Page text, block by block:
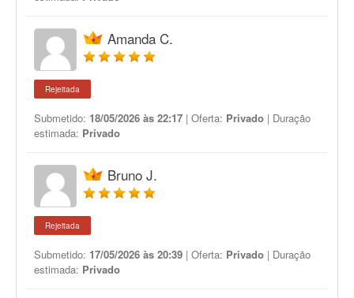
Amanda C.
Rejeitada
Submetido: 18/05/2026 às 22:17 | Oferta: Privado | Duração
estimada: Privado
Bruno J.
Rejeitada
Submetido: 17/05/2026 às 20:39 | Oferta: Privado | Duração
estimada: Privado